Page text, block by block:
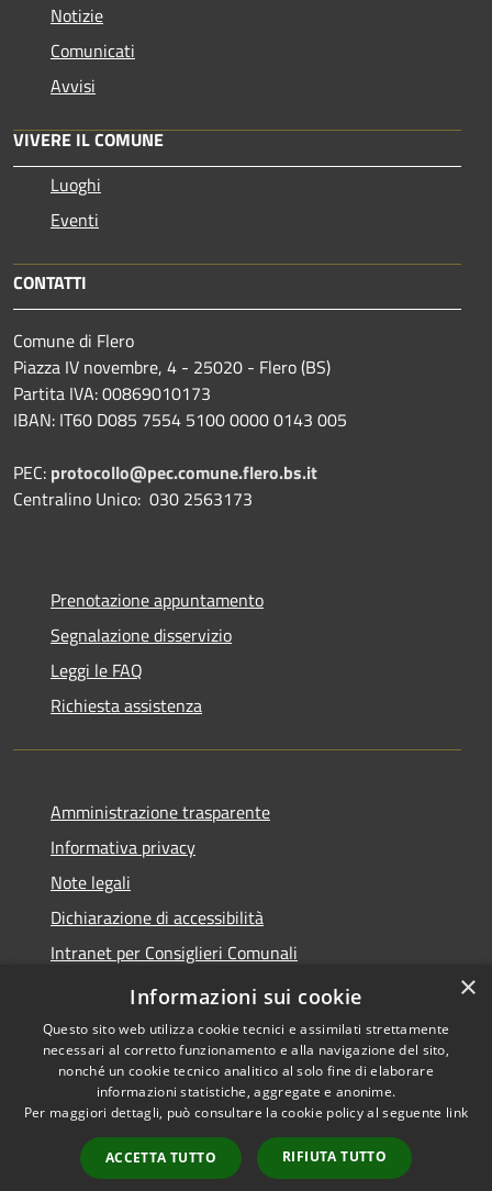
Notizie
Comunicati
Avvisi
VIVERE IL COMUNE
Luoghi
Eventi
CONTATTI
Comune di Flero
Piazza IV novembre, 4 - 25020 - Flero (BS)
Partita IVA: 00869010173
IBAN: IT60 D085 7554 5100 0000 0143 005
PEC: protocollo@pec.comune.flero.bs.it
Centralino Unico: 030 2563173
Prenotazione appuntamento
Segnalazione disservizio
Leggi le FAQ
Richiesta assistenza
Amministrazione trasparente
Informativa privacy
Note legali
Dichiarazione di accessibilità
Intranet per Consiglieri Comunali
Codice Univoco Fatturazione Elettronica
Accessibilità
Copyright © 2026 • Comune di
Flero • Powered by
Municipium•
Accesso
redazione
×
Informazioni sui cookie
Questo sito web utilizza cookie tecnici e assimilati strettamente
necessari al corretto funzionamento e alla navigazione del sito,
nonché un cookie tecnico analitico al solo fine di elaborare
informazioni statistiche, aggregate e anonime.
Per maggiori dettagli, può consultare la cookie policy al seguente link
ACCETTA TUTTO RIFIUTA TUTTO